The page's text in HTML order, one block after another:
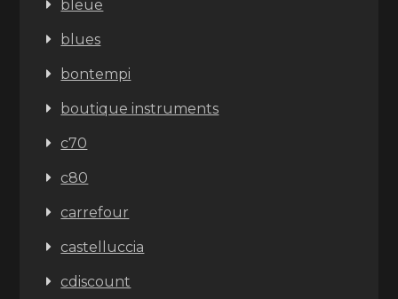
bleue
blues
bontempi
boutique instruments
c70
c80
carrefour
castelluccia
cdiscount